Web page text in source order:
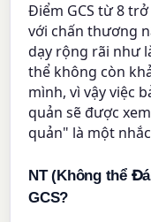
Điểm GCS từ 8
với chấn thương
dạy rộng rãi như
thể không còn
mình, vì vậy việc
quản sẽ được
quản" là một
NT (Không thể
GCS?